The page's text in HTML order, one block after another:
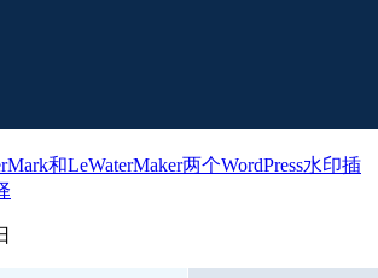
和LeWaterMaker两个WordPress水印插